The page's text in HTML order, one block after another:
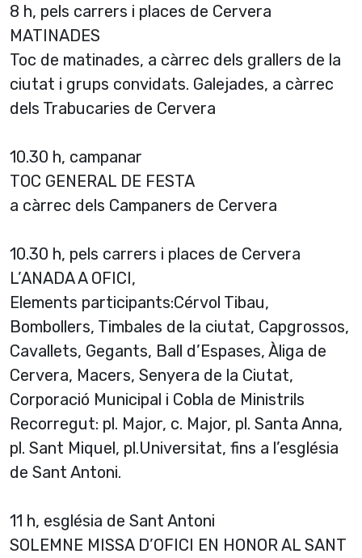
8 h, pels carrers i places de Cervera
MATINADES
Toc de matinades, a càrrec dels grallers de la
ciutat i grups convidats. Galejades, a càrrec
dels Trabucaries de Cervera
10.30 h, campanar
TOC GENERAL DE FESTA
a càrrec dels Campaners de Cervera
10.30 h, pels carrers i places de Cervera
L’ANADA A OFICI,
Elements participants:Cérvol Tibau,
Bombollers, Timbales de la ciutat, Capgrossos,
Cavallets, Gegants, Ball d’Espases, Àliga de
Cervera, Macers, Senyera de la Ciutat,
Corporació Municipal i Cobla de Ministrils
Recorregut: pl. Major, c. Major, pl. Santa Anna,
pl. Sant Miquel, pl.Universitat, fins a l’església
de Sant Antoni.
11 h, església de Sant Antoni
SOLEMNE MISSA D’OFICI EN HONOR AL SANT